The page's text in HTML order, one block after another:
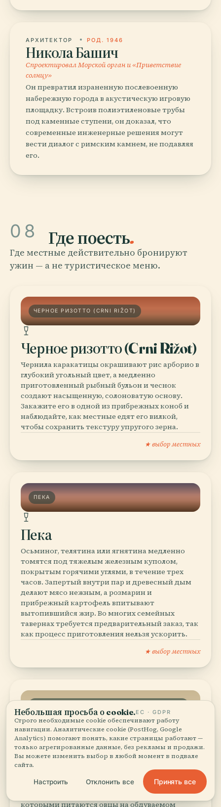
АРХИТЕКТОР РОД. 1946
Никола Башич
Спроектировал Морской орган и «Приветствие
солнцу»
Он превратил израненную послевоенную
набережную города в акустическую игровую
площадку. Встроив полиэтиленовые трубы
под каменные ступени, он доказал, что
современные инженерные решения могут
вести диалог с римским камнем, не подавляя
его.
08 Где поесть.
Где местные действительно бронируют
ужин — а не туристическое меню.
ЧЕРНОЕ РИЗОТТО (CRNI RIŽOT)
Черное ризотто (Crni Rižot)
Чернила каракатицы окрашивают рис арборио в
глубокий угольный цвет, а медленно
приготовленный рыбный бульон и чеснок
создают насыщенную, солоноватую основу.
Закажите его в одной из прибрежных коноб и
наблюдайте, как местные едят его вилкой,
чтобы сохранить текстуру упругого зерна.
★ выбор местных
ПЕКА
Пека
Осьминог, телятина или ягнятина медленно
томятся под тяжелым железным куполом,
покрытым горячими углями, в течение трех
часов. Запертый внутри пар и древесный дым
делают мясо нежным, а розмарин и
прибрежный картофель впитывают
вытопившийся жир. Во многих семейных
тавернах требуется предварительный заказ, так
как процесс приготовления нельзя ускорить.
★ выбор местных
Островной сыр с острова
Паг (Paški Sir)
Этот твердый соленый сыр обязан своим
характерным травяным ароматом дикому
шалфею и богатым минералами травам,
которыми питаются овцы на обдуваемом
Небольшая просьба о cookie.ЕС · GDPR
Строго необходимые cookie обеспечивают работу
навигации. Аналитические cookie (PostHog, Google
Analytics) помогают понять, какие страницы работают —
только агрегированные данные, без рекламы и продажи.
Вы можете изменить выбор в любой момент в подвале
сайта.
Настроить Отклонить все Принять все